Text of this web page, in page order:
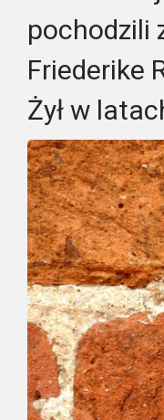
pochodzili
Friederike
Żył w